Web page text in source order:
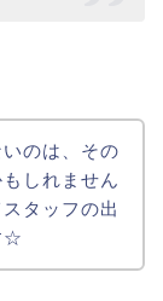
のは、その
しれません
タッフの出
☆